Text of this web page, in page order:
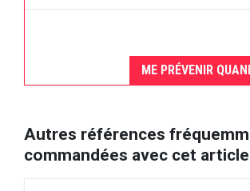
ME PRÉVENIR
Autres références
commandées avec cet